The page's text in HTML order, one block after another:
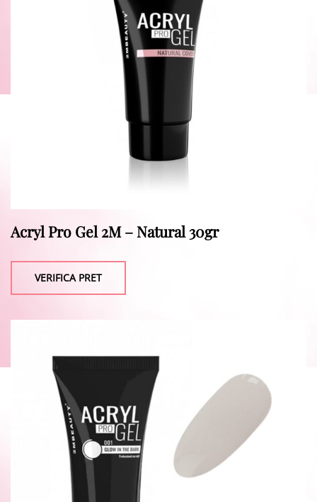
Acryl Pro Gel 2M – Natural 30gr
VERIFICA PRET